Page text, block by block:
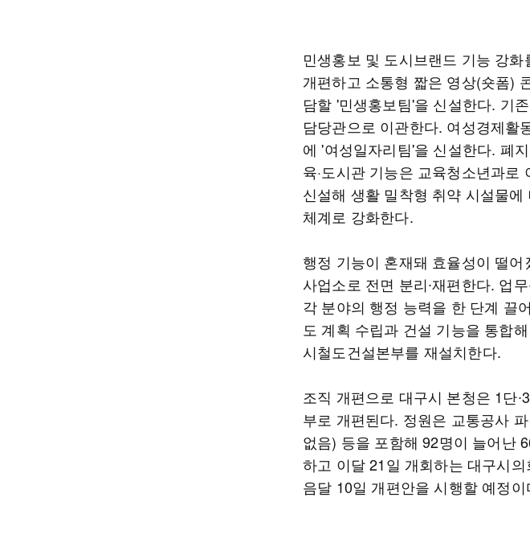
민생홍보 및 도시브랜드 기능 강
개편하고 소통형 짧은 영상(숏폼)
담할 '민생홍보팀'을 신설한다. 기
담당관으로 이관한다. 여성경제활
에 '여성일자리팀'을 신설한다. 폐
육·도시관 기능은 교육청소년과
신설해 생활 밀착형 취약 시설물
체계로 강화한다.
행정 기능이 혼재돼 효율성이 떨
사업소로 전면 분리∙재편한다. 업
각 분야의 행정 능력을 한 단계 끌
도 계획 수립과 건설 기능을 통합
시철도건설본부를 재설치한다.
조직 개편으로 대구시 본청은 1단
부로 개편된다. 정원은 교통공사
없음) 등을 포함해 92명이 늘어난
하고 이달 21일 개회하는 대구시
음달 10일 개편안을 시행할 예정이